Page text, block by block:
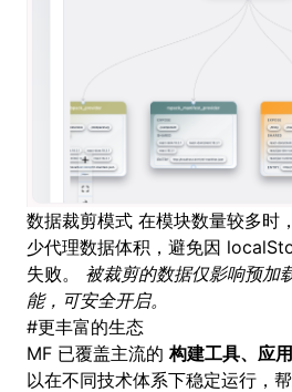
数据裁剪模式 在模块数量较多时
少代理数据体积，避免因
失败。 被裁剪的数据仅影响预加
能，可安全开启。
#更丰富的生态
MF 已覆盖主流的构建工具、应
以在不同技术体系下稳定运行，